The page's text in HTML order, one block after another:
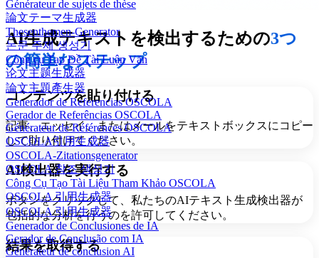
Générateur de sujets de thèse
論文テーマ生成器
Thesenthemen-Generator
논문 주제 생성기
Công cụ Tạo Đề Tài Luận Văn
论文主题生成器
論文主題產生器
Generador de Referencias OSCOLA
Gerador de Referências OSCOLA
Générateur de Références OSCOLA
OSCOLA引用生成器
OSCOLA-Zitationsgenerator
OSCOLA 참조 생성기
Công Cụ Tạo Tài Liệu Tham Khảo OSCOLA
OSCOLA 引用生成器
OSCOLA 引用生成器
Generador de Conclusiones de IA
Gerador de Conclusão com IA
Générateur de conclusion AI
AI生成テキストを検出するための3つ
の簡単なステップ
コンテンツを貼り付ける
記事、エッセイ、またはメールをテキストボックスにコピー
して貼り付けてください。
AI検出器を実行する
ボタンをクリックして、私たちのAIテキスト生成検出器が
包括的な分析を行うのを許可してください。
結果を取得する